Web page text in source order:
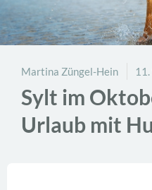
Martina Züngel-Hein
Sylt im
Urlaub mit